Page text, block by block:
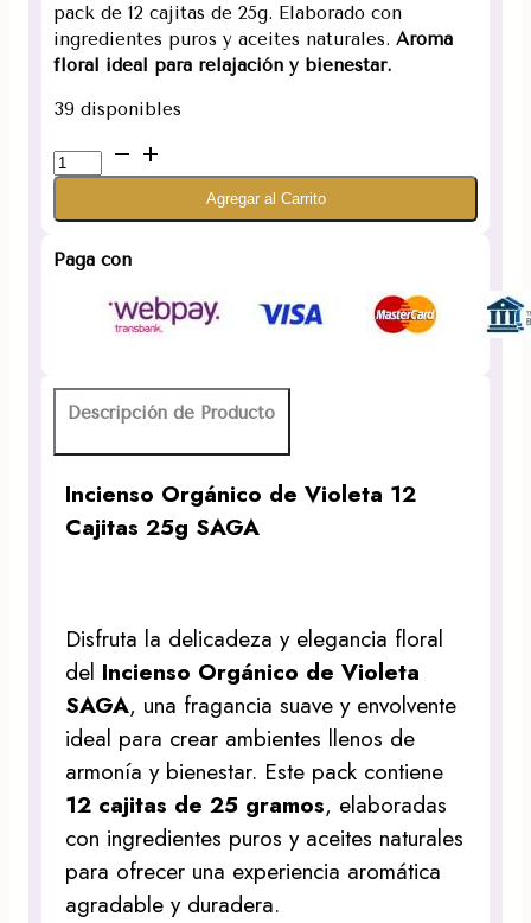
pack de 12 cajitas de 25g. Elaborado con
ingredientes puros y aceites naturales. Aroma
floral ideal para relajación y bienestar.
39 disponibles
Incienso
Orgánico
12
Agregar al Carrito
Paga con
Descripción de Producto
Incienso Orgánico de Violeta 12
Cajitas 25g SAGA
Disfruta la delicadeza y elegancia floral
del Incienso Orgánico de Violeta
SAGA, una fragancia suave y envolvente
ideal para crear ambientes llenos de
armonía y bienestar. Este pack contiene
12 cajitas de 25 gramos, elaboradas
con ingredientes puros y aceites naturales
para ofrecer una experiencia aromática
agradable y duradera.